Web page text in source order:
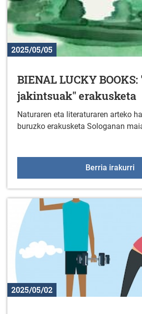
2025/05/05
BIENAL LUCKY
jakintsuak" erakusketa
Naturaren eta literaturaren arteko
buruzko erakusketa Sologanan
Berria irakurri
2025/05/02